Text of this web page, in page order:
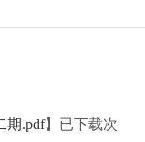
期.pdf】已下载次